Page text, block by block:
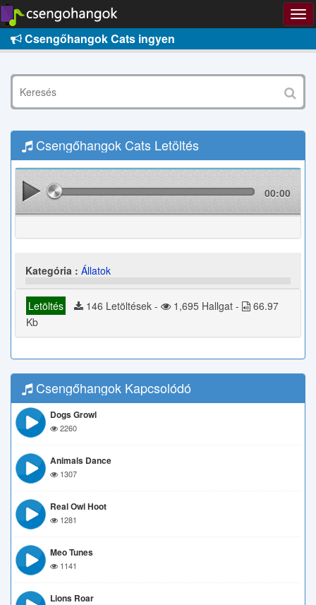
Csengőhangok Cats ingyen
Csengőhangok Cats Letöltés
00:00
Kategória : Állatok
Letöltés 146 Letöltések - 1,695 Hallgat -
66.97
Kb
Csengőhangok Kapcsolódó
Dogs Growl
2260
Animals Dance
1307
Real Owl Hoot
1281
Meo Tunes
1141
Lions Roar